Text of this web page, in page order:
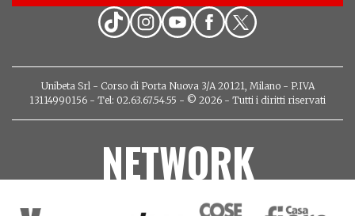
Unibeta Srl - Corso di Porta Nuova 3/A 20121, Milano - P.IVA
13114990156 - Tel: 02.63.67.54.55 - © 2026 - Tutti i diritti riservati
NETWORK